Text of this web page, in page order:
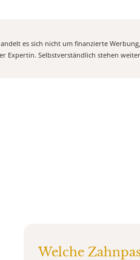
es sich nicht um finanzierte
Expertin. Selbstverständlich stehen
Welche